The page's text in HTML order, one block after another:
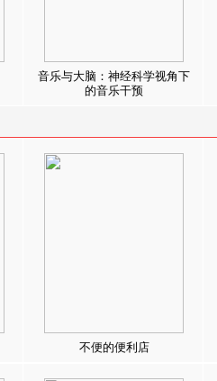
音乐与大脑：神经科学视角下
的音乐干预
不便的便利店